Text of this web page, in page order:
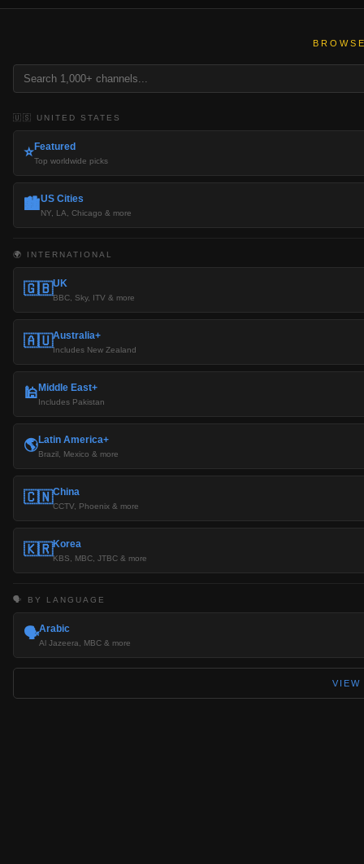
🇺🇸 UNITED STATES
⭐Featured
Top worldwide picks
🏙️US Cities
NY, LA, Chicago & more
🌍 INTERNATIONAL
🇬🇧UK
BBC, Sky, ITV & more
🇦🇺Australia+
Includes New Zealand
🕌Middle East+
Includes Pakistan
🌎Latin America+
Brazil, Mexico & more
🇨🇳China
CCTV, Phoenix & more
🇰🇷Korea
KBS, MBC, JTBC & more
🗣️ BY LANGUAGE
🗣️Arabic
Al Jazeera, MBC & more